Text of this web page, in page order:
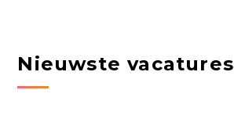
Nieuwste vacatures